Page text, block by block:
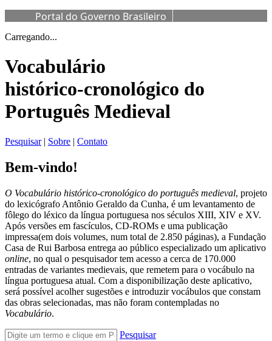
Portal do Governo Brasileiro
Carregando...
Vocabulário
histórico-cronológico do
Português Medieval
Pesquisar| Sobre | Contato
Bem-vindo!
O Vocabulário histórico-cronológico do português medieval, projeto
do lexicógrafo Antônio Geraldo da Cunha, é um levantamento de
fôlego do léxico da língua portuguesa nos séculos XIII, XIV e XV.
Após versões em fascículos, CD-ROMs e uma publicação
impressa(em dois volumes, num total de 2.850 páginas), a Fundação
Casa de Rui Barbosa entrega ao público especializado um aplicativo
online, no qual o pesquisador tem acesso a cerca de 170.000
entradas de variantes medievais, que remetem para o vocábulo na
língua portuguesa atual. Com a disponibilização deste aplicativo,
será possível acolher sugestões e introduzir vocábulos que constam
das obras selecionadas, mas não foram contempladas no
Vocabulário.
Pesquisar